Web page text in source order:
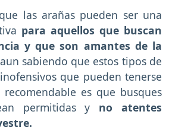
las arañas pueden ser una
para aquellos que buscan
y que son amantes de la
sabiendo que estos tipos de
que pueden tenerse
es que busques
permitidas y no atentes